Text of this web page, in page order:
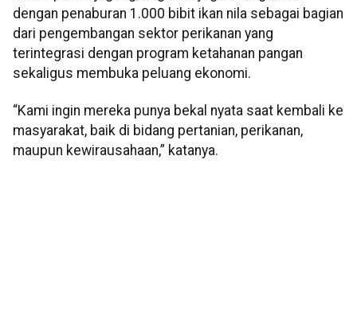
dengan penaburan 1.000 bibit ikan nila sebagai bagian
dari pengembangan sektor perikanan yang
terintegrasi dengan program ketahanan pangan
sekaligus membuka peluang ekonomi.
“Kami ingin mereka punya bekal nyata saat kembali ke
masyarakat, baik di bidang pertanian, perikanan,
maupun kewirausahaan,” katanya.